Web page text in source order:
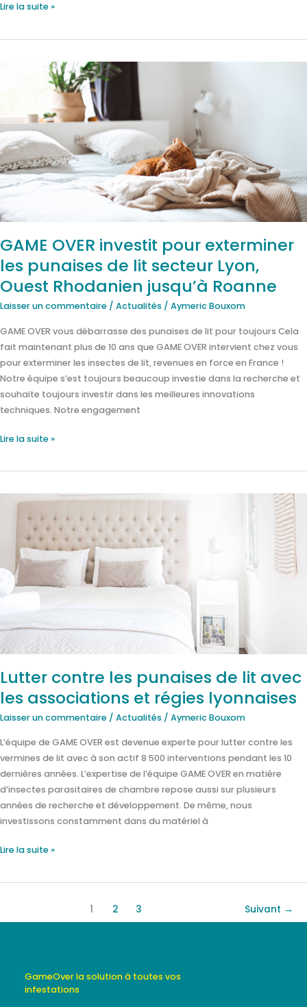
Lire la suite »
GAME OVER investit pour exterminer
les punaises de lit secteur Lyon,
Ouest Rhodanien jusqu’à Roanne
Laisser un commentaire / Actualités / Aymeric Bouxom
GAME OVER vous débarrasse des punaises de lit pour toujours Cela
fait maintenant plus de 10 ans que GAME OVER intervient chez vous
pour exterminer les insectes de lit, revenues en force en France !
Notre équipe s’est toujours beaucoup investie dans la recherche et
souhaite toujours investir dans les meilleures innovations
techniques. Notre engagement
pour
exterminer
les
punaises
de
secteur
Ouest
Rhodanien
jusqu’à
Roanne
Lire la suite »
Lutter contre les punaises de lit avec
les associations et régies lyonnaises
Laisser un commentaire / Actualités / Aymeric Bouxom
L’équipe de GAME OVER est devenue experte pour lutter contre les
vermines de lit avec à son actif 8 500 interventions pendant les 10
dernières années. L’expertise de l’équipe GAME OVER en matière
d’insectes parasitaires de chambre repose aussi sur plusieurs
années de recherche et développement. De même, nous
investissons constamment dans du matériel à
Lutter
contre
punaises
lit
avec
associations
et
régies
lyonnaises
Lire la suite »
1 2 3 Suivant →
GameOver la solution à toutes vos
infestations